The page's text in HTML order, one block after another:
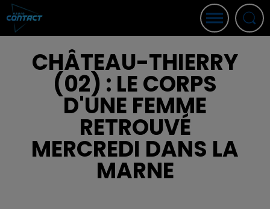
CHÂTEAU-THIERRY
(02) : LE CORPS
D'UNE FEMME
RETROUVÉ
MERCREDI DANS LA
MARNE